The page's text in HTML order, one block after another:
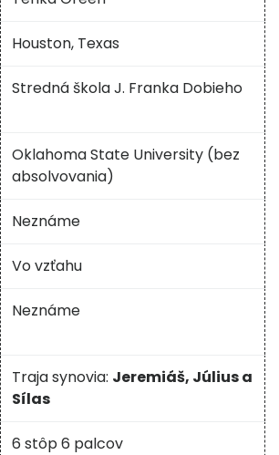
Houston, Texas
Stredná škola J. Franka Dobieho
Oklahoma State University (bez
absolvovania)
Neznáme
Vo vzťahu
Neznáme
Traja synovia: Jeremiáš, Július a
Sílas
6 stôp 6 palcov